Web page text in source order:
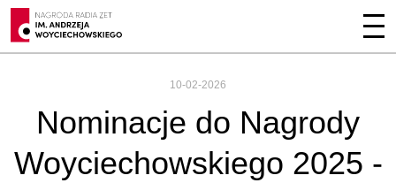
10-02-2026
Nominacje do Nagrody
Woyciechowskiego 2025 -